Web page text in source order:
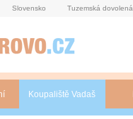
Slovensko Tuzemská dovolená
Koupaliště Vadaš